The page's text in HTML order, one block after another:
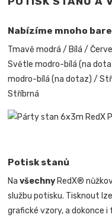
Nabízíme mnoho
Tmavě modrá / Bílá /
Světle modro-bílá (na
modro-bílá (na dotaz) /
Stříbrná
Potisk stanů
Navšechny RedX®
službu potisku. Tisknout
grafické vzory, a dokonce